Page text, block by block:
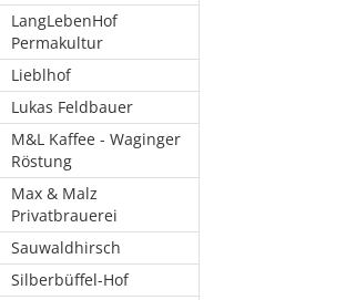
LangLebenHof
Permakultur
Lieblhof
Lukas Feldbauer
M&L Kaffee - Waginger
Röstung
Max & Malz
Privatbrauerei
Sauwaldhirsch
Silberbüffel-Hof